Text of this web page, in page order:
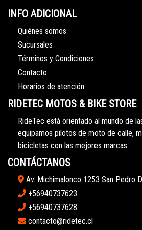
INFO ADICIONAL
Quiénes somos
Sucursales
Términos y Condiciones
Contacto
Horarios de atención
RIDETEC MOTOS & BIKE STORE
RideTec está orientado al mundo de
equipamos pilotos de moto de calle,
bicicletas con las mejores marcas.
CONTÁCTANOS
Av. Michimalonco 1253 San Pedro
+56940737623
+56940737628
contacto@ridetec.cl